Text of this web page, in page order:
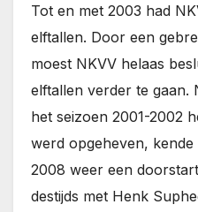
Tot en met 2003 had
elftallen. Door een
moest NKVV helaas
elftallen verder te gaan.
het seizoen 2001-2002
werd opgeheven,
2008 weer een
destijds met Henk